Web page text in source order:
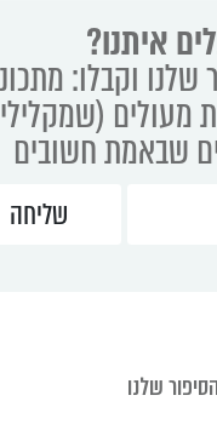
איתנו?
שלנו וקבלו:
מעולים
שבאמת חשובים
שלנו